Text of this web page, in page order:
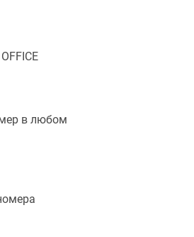
в любом
контакт-центр
отдела
перед отделами продаж:
потенциальных
обращения
финансовую отдачу от каждой